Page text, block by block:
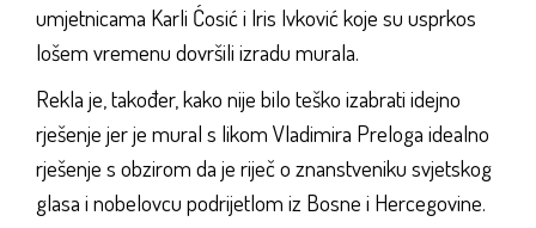
umjetnicama Karli Ćosić i Iris Ivković koje su usprkos
lošem vremenu dovršili izradu murala.
Rekla je, također, kako nije bilo teško izabrati idejno
rješenje jer je mural s likom Vladimira Preloga idealno
rješenje s obzirom da je riječ o znanstveniku svjetskog
glasa i nobelovcu podrijetlom iz Bosne i Hercegovine.